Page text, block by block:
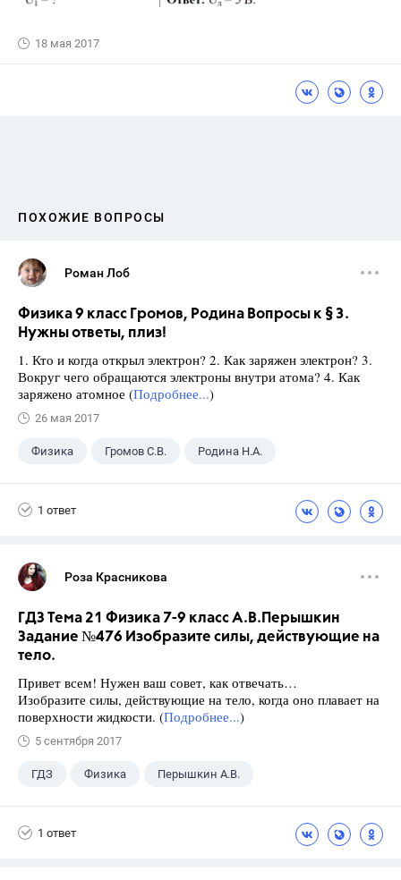
18 мая 2017
ПОХОЖИЕ ВОПРОСЫ
Роман Лоб
Физика 9 класс Громов, Родина Вопросы к § 3.
Нужны ответы, плиз!
1. Кто и когда открыл электрон? 2. Как заряжен электрон? 3.
Вокруг чего обращаются электроны внутри атома? 4. Как
заряжено атомное (Подробнее...)
26 мая 2017
Физика Громов С.В. Родина Н.А.
1 ответ
Роза Красникова
ГДЗ Тема 21 Физика 7-9 класс А.В.Перышкин
Задание №476 Изобразите силы, действующие на
тело.
Привет всем! Нужен ваш совет, как отвечать…
Изобразите силы, действующие на тело, когда оно плавает на
поверхности жидкости. (Подробнее...)
5 сентября 2017
ГДЗ Физика Перышкин А.В.
1 ответ